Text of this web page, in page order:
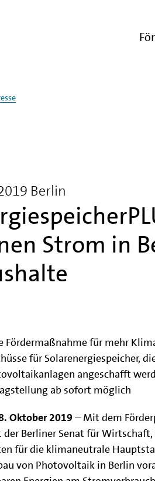
Strom in
Berlin
Fördermaßnahme für mehr
für Solarenergiespeicher,
angeschafft
ab sofort möglich
Oktober 2019– Mit dem
Berliner Senat für
für die klimaneutrale
von Photovoltaik in Berlin